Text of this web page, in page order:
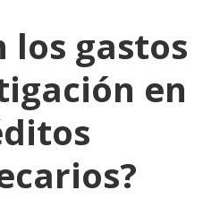
los gastos
en